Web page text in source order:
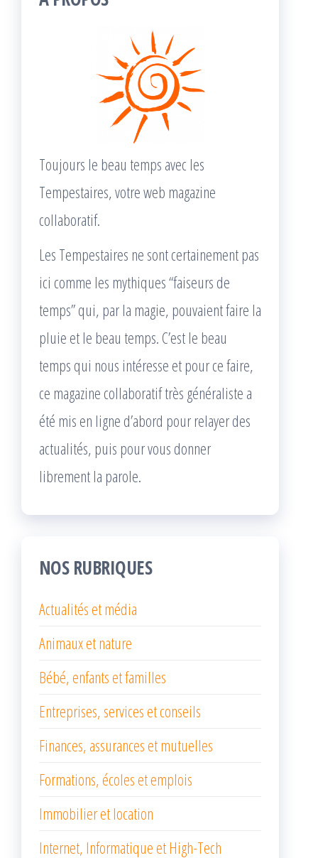
Toujours le beau temps avec les
Tempestaires, votre web magazine
collaboratif.
Les Tempestaires ne sont certainement pas
ici comme les mythiques “faiseurs de
temps” qui, par la magie, pouvaient faire la
pluie et le beau temps. C’est le beau
temps qui nous intéresse et pour ce faire,
ce magazine collaboratif très généraliste a
été mis en ligne d’abord pour relayer des
actualités, puis pour vous donner
librement la parole.
NOS RUBRIQUES
Actualités et média
Animaux et nature
Bébé, enfants et familles
Entreprises, services et conseils
Finances, assurances et mutuelles
Formations, écoles et emplois
Immobilier et location
Internet, Informatique et High-Tech